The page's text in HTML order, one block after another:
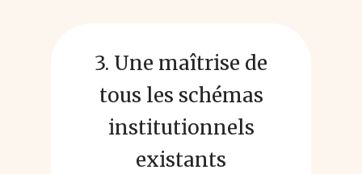
3. Une maîtrise de
tous les schémas
institutionnels
existants